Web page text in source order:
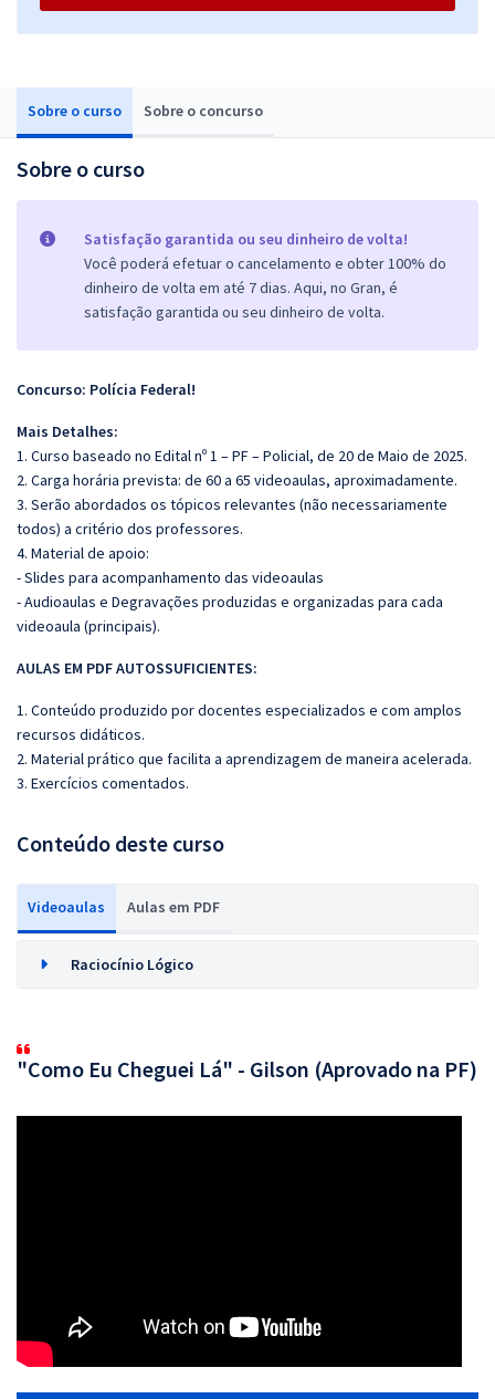
Sobre o curso Sobre o concurso
Sobre o curso
Satisfação garantida ou seu dinheiro de volta!
Você poderá efetuar o cancelamento e obter 100% do
dinheiro de volta em até 7 dias. Aqui, no Gran, é
satisfação garantida ou seu dinheiro de volta.
Concurso: Polícia Federal!
Mais Detalhes:
1. Curso baseado no Edital nº 1 – PF – Policial, de 20 de Maio de 2025.
2. Carga horária prevista: de 60 a 65 videoaulas, aproximadamente.
3. Serão abordados os tópicos relevantes (não necessariamente
todos) a critério dos professores.
4. Material de apoio:
- Slides para acompanhamento das videoaulas
- Audioaulas e Degravações produzidas e organizadas para cada
videoaula (principais).
AULAS EM PDF AUTOSSUFICIENTES:
1. Conteúdo produzido por docentes especializados e com amplos
recursos didáticos.
2. Material prático que facilita a aprendizagem de maneira acelerada.
3. Exercícios comentados.
Conteúdo deste curso
Videoaulas Aulas em PDF
Raciocínio Lógico
"Como Eu Cheguei Lá" - Gilson (Aprovado na PF)